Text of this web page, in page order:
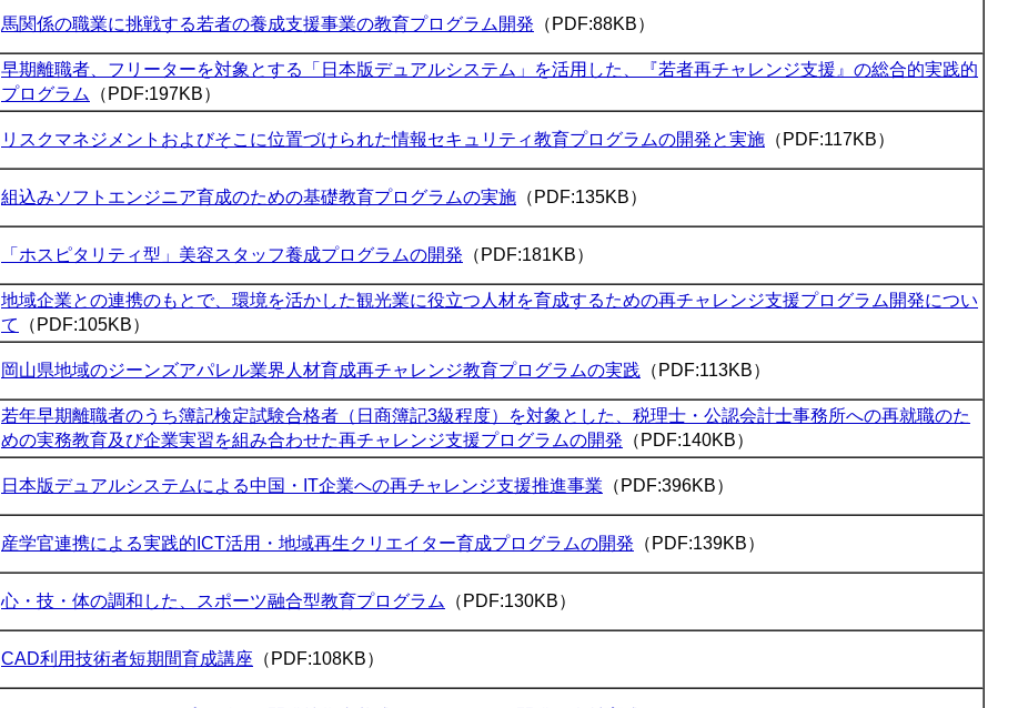
馬関係の職業に挑戦する若者の養成支援事業の教育プログラム開発 （PDF:88KB）
早期離職者、フリーターを対象とする「日本版デュアルシステム」を活用した、『若者再チャレンジ支援』の総合的実践的
プログラム
（PDF:197KB）
リスクマネジメントおよびそこに位置づけられた情報セキュリティ教育プログラムの開発と実施 （PDF:117KB）
組込みソフトエンジニア育成のための基礎教育プログラムの実施 （PDF:135KB）
「ホスピタリティ型」美容スタッフ養成プログラムの開発 （PDF:181KB）
地域企業との連携のもとで、環境を活かした観光業に役立つ人材を育成するための再チャレンジ支援プログラム開発につい
て
（PDF:105KB）
岡山県地域のジーンズアパレル業界人材育成再チャレンジ教育プログラムの実践 （PDF:113KB）
若年早期離職者のうち簿記検定試験合格者（日商簿記3級程度）を対象とした、税理士・公認会計士事務所への再就職のた
めの実務教育及び企業実習を組み合わせた再チャレンジ支援プログラムの開発 （PDF:140KB）
日本版デュアルシステムによる中国・IT企業への再チャレンジ支援推進事業 （PDF:396KB）
産学官連携による実践的ICT活用・地域再生クリエイター育成プログラムの開発 （PDF:139KB）
心・技・体の調和した、スポーツ融合型教育プログラム （PDF:130KB）
CAD利用技術者短期間育成講座 （PDF:108KB）